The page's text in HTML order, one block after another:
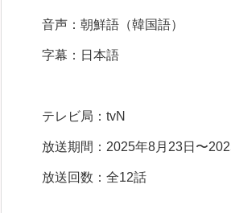
音声：朝鮮語（韓国語）
字幕：日本語
テレビ局：tvN
放送期間：2025年8月23日〜
放送回数：全12話